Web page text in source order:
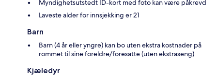
Myndighetsutstedt ID-kort med foto kan være påkrevd
Laveste alder for innsjekking er 21
Barn
Barn (4 år eller yngre) kan bo uten ekstra kostnader på
rommet til sine foreldre/foresatte (uten ekstraseng)
Kjæledyr